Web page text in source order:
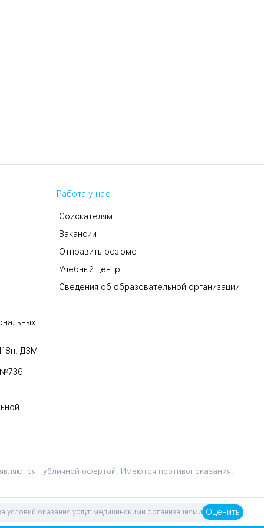
ДЗМ
№736
Работа у нас
Соискателям
Вакансии
Отправить резюме
Учебный центр
Сведения об образовательной организации
публичной офертой. Имеются противопоказания.
условий оказания услуг медицинскими организациями Оценить